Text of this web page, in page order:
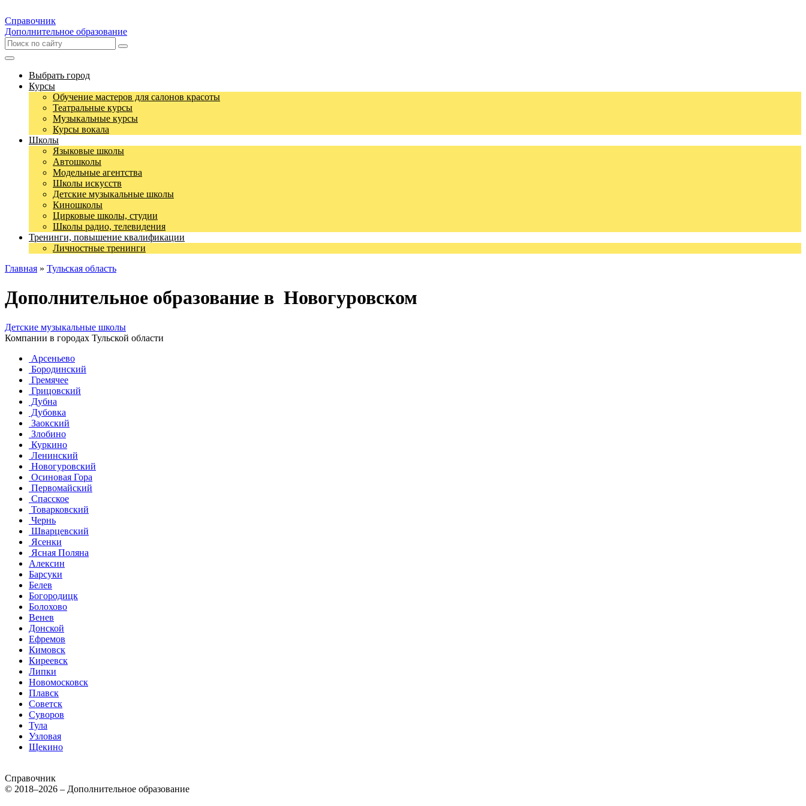
Справочник
Дополнительное образование
Выбрать город
Курсы
Обучение мастеров для салонов красоты
Театральные курсы
Музыкальные курсы
Курсы вокала
Школы
Языковые школы
Автошколы
Модельные агентства
Школы искусств
Детские музыкальные школы
Киношколы
Цирковые школы, студии
Школы радио, телевидения
Тренинги, повышение квалификации
Личностные тренинги
Главная » Тульская область
Дополнительное образование в Новогуровском
Детские музыкальные школы
Компании в городах Тульской области
Арсеньево
Бородинский
Гремячее
Грицовский
Дубна
Дубовка
Заокский
Злобино
Куркино
Ленинский
Новогуровский
Осиновая Гора
Первомайский
Спасское
Товарковский
Чернь
Шварцевский
Ясенки
Ясная Поляна
Алексин
Барсуки
Белев
Богородицк
Болохово
Венев
Донской
Ефремов
Кимовск
Киреевск
Липки
Новомосковск
Плавск
Советск
Суворов
Тула
Узловая
Щекино
Справочник
© 2018–2026 – Дополнительное образование